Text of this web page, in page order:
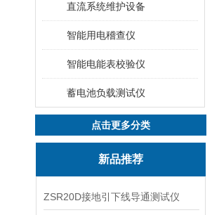
直流系统维护设备
智能用电稽查仪
智能电能表校验仪
蓄电池负载测试仪
点击更多分类
新品推荐
ZSR20D接地引下线导通测试仪